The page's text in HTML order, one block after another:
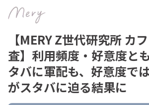
【MERY Z世代研究所 カ
査】利用頻度・好意度と
タバに軍配も、好意度で
がスタバに迫る結果に